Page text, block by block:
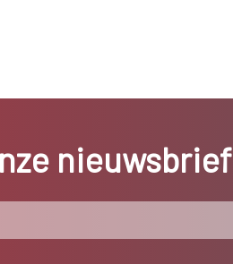
nieuwsbrief